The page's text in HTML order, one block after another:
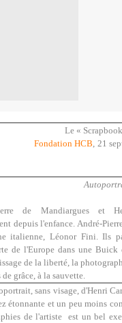
Le «
Fondation HCB, 21
de Mandiargues et
depuis l'enfance.André-
italienne, Léonor Fini. Ils
de l'Europe dans une Buick
de la liberté, la
de grâce, à la sauvette.
sans visage, d'Henri
étonnante et un peu moins
de l'artiste est un bel